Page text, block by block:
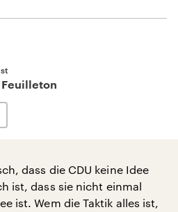
Feuilleton
dass die CDU keine Idee
ist, dass sie nicht einmal
ist. Wem die Taktik alles ist,